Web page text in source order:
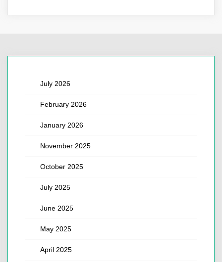
July 2026
February 2026
January 2026
November 2025
October 2025
July 2025
June 2025
May 2025
April 2025